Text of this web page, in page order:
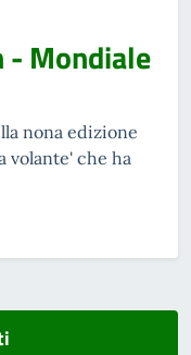
- Mondiale
nona edizione
volante' che ha